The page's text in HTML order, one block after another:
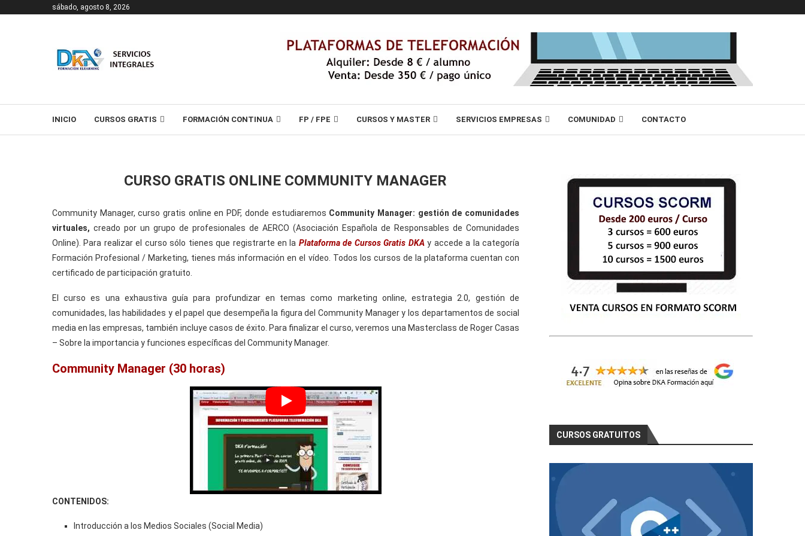
sábado, agosto 8, 2026
INICIO CURSOS GRATIS FORMACIÓN CONTINUA FP / FPE CURSOS Y MASTER SERVICIOS EMPRESAS COMUNIDAD CONTACTO
CURSO GRATIS ONLINE COMMUNITY MANAGER
Community Manager, curso gratis online en PDF, donde estudiaremos Community Manager: gestión de comunidades
virtuales, creado por un grupo de profesionales de AERCO (Asociación Española de Responsables de Comunidades
Online). Para realizar el curso sólo tienes que registrarte en la Plataforma de Cursos Gratis DKAy accede a la categoría
Formación Profesional / Marketing, tienes más información en el vídeo. Todos los cursos de la plataforma cuentan con
certificado de participación gratuito.
El curso es una exhaustiva guía para profundizar en temas como marketing online, estrategia 2.0, gestión de
comunidades, las habilidades y el papel que desempeña la figura del Community Manager y los departamentos de social
media en las empresas, también incluye casos de éxito. Para finalizar el curso, veremos una Masterclass de Roger Casas
– Sobre la importancia y funciones específicas del Community Manager.
Community Manager (30 horas)
CONTENIDOS:
Introducción a los Medios Sociales (Social Media)
CURSOS GRATUITOS